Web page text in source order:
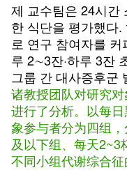
제 교수팀은 24시간
한 식단을 평가했다
로 연구 참여자를 커
루 2∼3잔·하루 3잔
그룹 간 대사증후군
诸教授团队对研究
进行了分析。以每
象参与者分为四组
及以下组、每天2~3
不同小组代谢综合征